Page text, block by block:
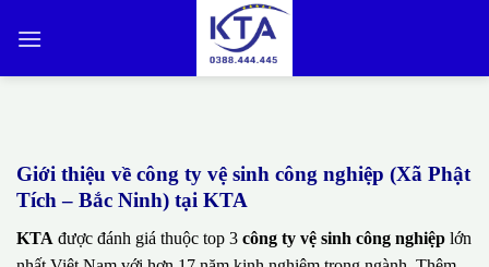
qua
Giới thiệu về công ty vệ sinh công nghiệp (Xã Phật
Tích – Bắc Ninh) tại KTA
KTA được đánh giá thuộc top 3 công ty vệ sinh công nghiệp lớn